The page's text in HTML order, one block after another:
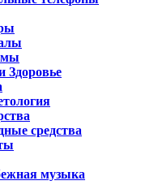
Здоровье
средства
музыка